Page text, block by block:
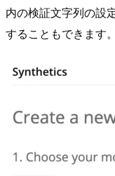
内の検証文字列の設
することもできます。